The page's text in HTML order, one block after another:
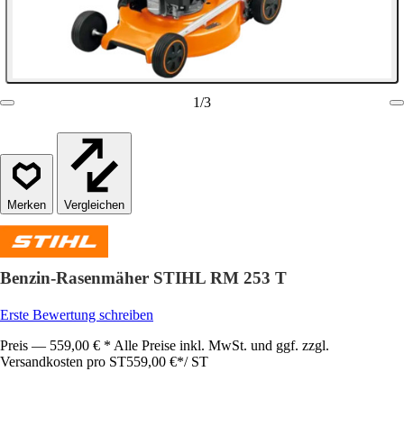
1/3
Vergleichen
Benzin-Rasenmäher STIHL RM 253 T
Erste Bewertung schreiben
Preis — 559,00 € * Alle Preise inkl. MwSt. und ggf. zzgl.
Versandkosten pro ST559,00 €*/ ST